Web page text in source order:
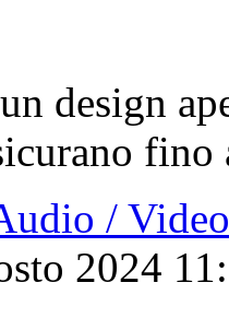
design
/
2024